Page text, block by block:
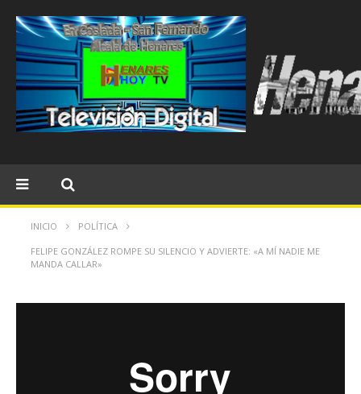
INICIO POLÍTICA
FELIPE GONZÁLEZ ROMPE SU SILENCIO Y ADVIERTE: «A MÍ NADIE ME
MANDA CALLAR»